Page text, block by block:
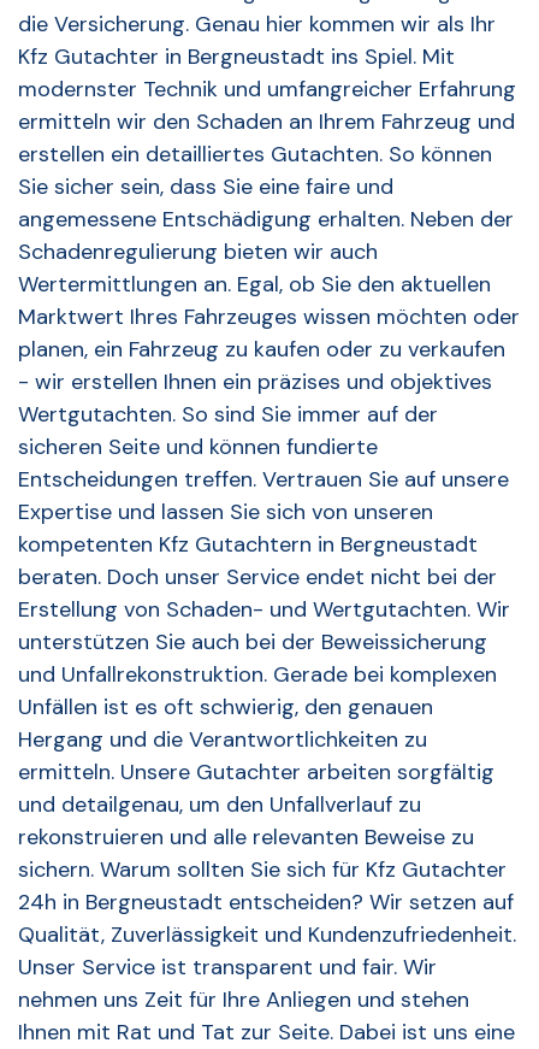
die Versicherung. Genau hier kommen wir als Ihr
Kfz Gutachter in Bergneustadt ins Spiel. Mit
modernster Technik und umfangreicher Erfahrung
ermitteln wir den Schaden an Ihrem Fahrzeug und
erstellen ein detailliertes Gutachten. So können
Sie sicher sein, dass Sie eine faire und
angemessene Entschädigung erhalten. Neben der
Schadenregulierung bieten wir auch
Wertermittlungen an. Egal, ob Sie den aktuellen
Marktwert Ihres Fahrzeuges wissen möchten oder
planen, ein Fahrzeug zu kaufen oder zu verkaufen
- wir erstellen Ihnen ein präzises und objektives
Wertgutachten. So sind Sie immer auf der
sicheren Seite und können fundierte
Entscheidungen treffen. Vertrauen Sie auf unsere
Expertise und lassen Sie sich von unseren
kompetenten Kfz Gutachtern in Bergneustadt
beraten. Doch unser Service endet nicht bei der
Erstellung von Schaden- und Wertgutachten. Wir
unterstützen Sie auch bei der Beweissicherung
und Unfallrekonstruktion. Gerade bei komplexen
Unfällen ist es oft schwierig, den genauen
Hergang und die Verantwortlichkeiten zu
ermitteln. Unsere Gutachter arbeiten sorgfältig
und detailgenau, um den Unfallverlauf zu
rekonstruieren und alle relevanten Beweise zu
sichern. Warum sollten Sie sich für Kfz Gutachter
24h in Bergneustadt entscheiden? Wir setzen auf
Qualität, Zuverlässigkeit und Kundenzufriedenheit.
Unser Service ist transparent und fair. Wir
nehmen uns Zeit für Ihre Anliegen und stehen
Ihnen mit Rat und Tat zur Seite. Dabei ist uns eine